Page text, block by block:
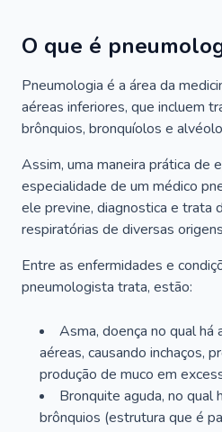
O que é
Pneumologia é a área da
aéreas inferiores, que incluem
brônquios, bronquíolos e
Assim, uma maneira prática de
especialidade de um médico
ele previne, diagnostica e trata
respiratórias de diversas
Entre as enfermidades e
pneumologista trata, estão:
Asma, doença no qual há
aéreas, causando inchaços,
produção de muco em
Bronquite aguda, no qual
brônquios (estrutura que é